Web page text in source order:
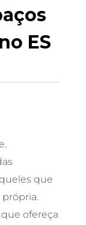
ES
que
própria.
ofereça